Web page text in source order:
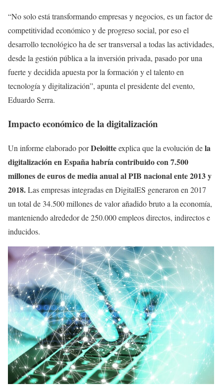
“No solo está transformando empresas y negocios, es un factor de
competitividad económico y de progreso social, por eso el
desarrollo tecnológico ha de ser transversal a todas las actividades,
desde la gestión pública a la inversión privada, pasado por una
fuerte y decidida apuesta por la formación y el talento en
tecnología y digitalización”, apunta el presidente del evento,
Eduardo Serra.
Impacto económico de la digitalización
Un informe elaborado porDeloitteexplica que la evolución dela
digitalización en España habría contribuido con 7.500
millones de euros de media anual al PIB nacional ente 2013 y
2018.Las empresas integradas en DigitalES generaron en 2017
un total de 34.500 millones de valor añadido bruto a la economía,
manteniendo alrededor de 250.000 empleos directos, indirectos e
inducidos.